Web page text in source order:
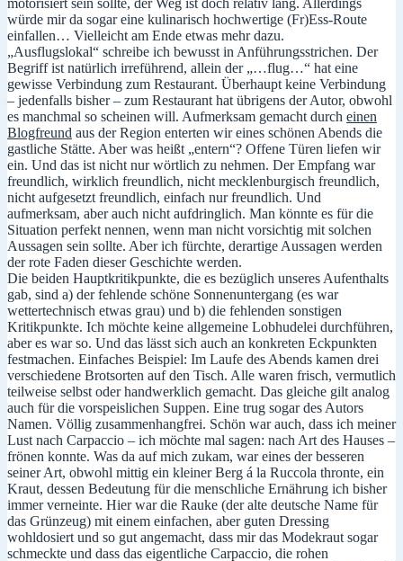
würde mir da sogar eine kulinarisch hochwertige (Fr)Ess-Route
einfallen… Vielleicht am Ende etwas mehr dazu.
„Ausflugslokal“ schreibe ich bewusst in Anführungsstrichen. Der
Begriff ist natürlich irreführend, allein der „…flug…“ hat eine
gewisse Verbindung zum Restaurant. Überhaupt keine Verbindung
– jedenfalls bisher – zum Restaurant hat übrigens der Autor, obwohl
es manchmal so scheinen will. Aufmerksam gemacht durch einen
Blogfreund aus der Region enterten wir eines schönen Abends die
gastliche Stätte. Aber was heißt „entern“? Offene Türen liefen wir
ein. Und das ist nicht nur wörtlich zu nehmen. Der Empfang war
freundlich, wirklich freundlich, nicht mecklenburgisch freundlich,
nicht aufgesetzt freundlich, einfach nur freundlich. Und
aufmerksam, aber auch nicht aufdringlich. Man könnte es für die
Situation perfekt nennen, wenn man nicht vorsichtig mit solchen
Aussagen sein sollte. Aber ich fürchte, derartige Aussagen werden
der rote Faden dieser Geschichte werden.
Die beiden Hauptkritikpunkte, die es bezüglich unseres Aufenthalts
gab, sind a) der fehlende schöne Sonnenuntergang (es war
wettertechnisch etwas grau) und b) die fehlenden sonstigen
Kritikpunkte. Ich möchte keine allgemeine Lobhudelei durchführen,
aber es war so. Und das lässt sich auch an konkreten Eckpunkten
festmachen. Einfaches Beispiel: Im Laufe des Abends kamen drei
verschiedene Brotsorten auf den Tisch. Alle waren frisch, vermutlich
teilweise selbst oder handwerklich gemacht. Das gleiche gilt analog
auch für die vorspeislichen Suppen. Eine trug sogar des Autors
Namen. Völlig zusammenhangfrei. Schön war auch, dass ich meiner
Lust nach Carpaccio – ich möchte mal sagen: nach Art des Hauses –
frönen konnte. Was da auf mich zukam, war eines der besseren
seiner Art, obwohl mittig ein kleiner Berg á la Ruccola thronte, ein
Kraut, dessen Bedeutung für die menschliche Ernährung ich bisher
immer verneinte. Hier war die Rauke (der alte deutsche Name für
das Grünzeug) mit einem einfachen, aber guten Dressing
wohldosiert und so gut angemacht, dass mir das Modekraut sogar
schmeckte und dass das eigentliche Carpaccio, die rohen